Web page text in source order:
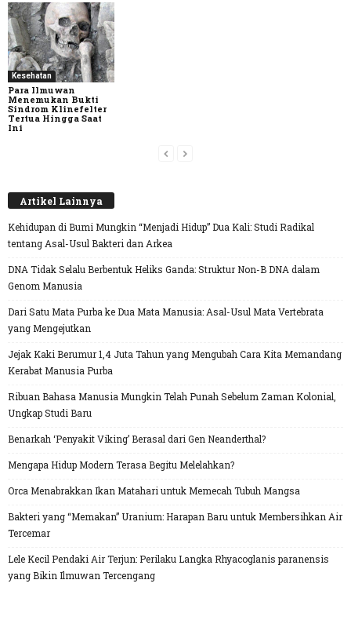
Kesehatan
Para Ilmuwan
Menemukan Bukti
Sindrom Klinefelter
Tertua Hingga Saat
Ini
Artikel Lainnya
Kehidupan di Bumi Mungkin “Menjadi Hidup” Dua Kali: Studi Radikal
tentang Asal-Usul Bakteri dan Arkea
DNA Tidak Selalu Berbentuk Heliks Ganda: Struktur Non-B DNA dalam
Genom Manusia
Dari Satu Mata Purba ke Dua Mata Manusia: Asal-Usul Mata Vertebrata
yang Mengejutkan
Jejak Kaki Berumur 1,4 Juta Tahun yang Mengubah Cara Kita Memandang
Kerabat Manusia Purba
Ribuan Bahasa Manusia Mungkin Telah Punah Sebelum Zaman Kolonial,
Ungkap Studi Baru
Benarkah ‘Penyakit Viking’ Berasal dari Gen Neanderthal?
Mengapa Hidup Modern Terasa Begitu Melelahkan?
Orca Menabrakkan Ikan Matahari untuk Memecah Tubuh Mangsa
Bakteri yang “Memakan” Uranium: Harapan Baru untuk Membersihkan Air
Tercemar
Lele Kecil Pendaki Air Terjun: Perilaku Langka Rhyacoglanis paranensis
yang Bikin Ilmuwan Tercengang